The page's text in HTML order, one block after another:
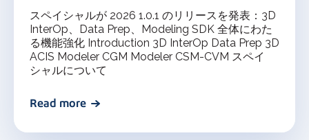
スペイシャルが 2026 1.0.1 のリリースを発表：3D
InterOp、Data Prep、Modeling SDK 全体にわた
る機能強化 Introduction 3D InterOp Data Prep 3D
ACIS Modeler CGM Modeler CSM-CVM スペイ
シャルについて
Read more